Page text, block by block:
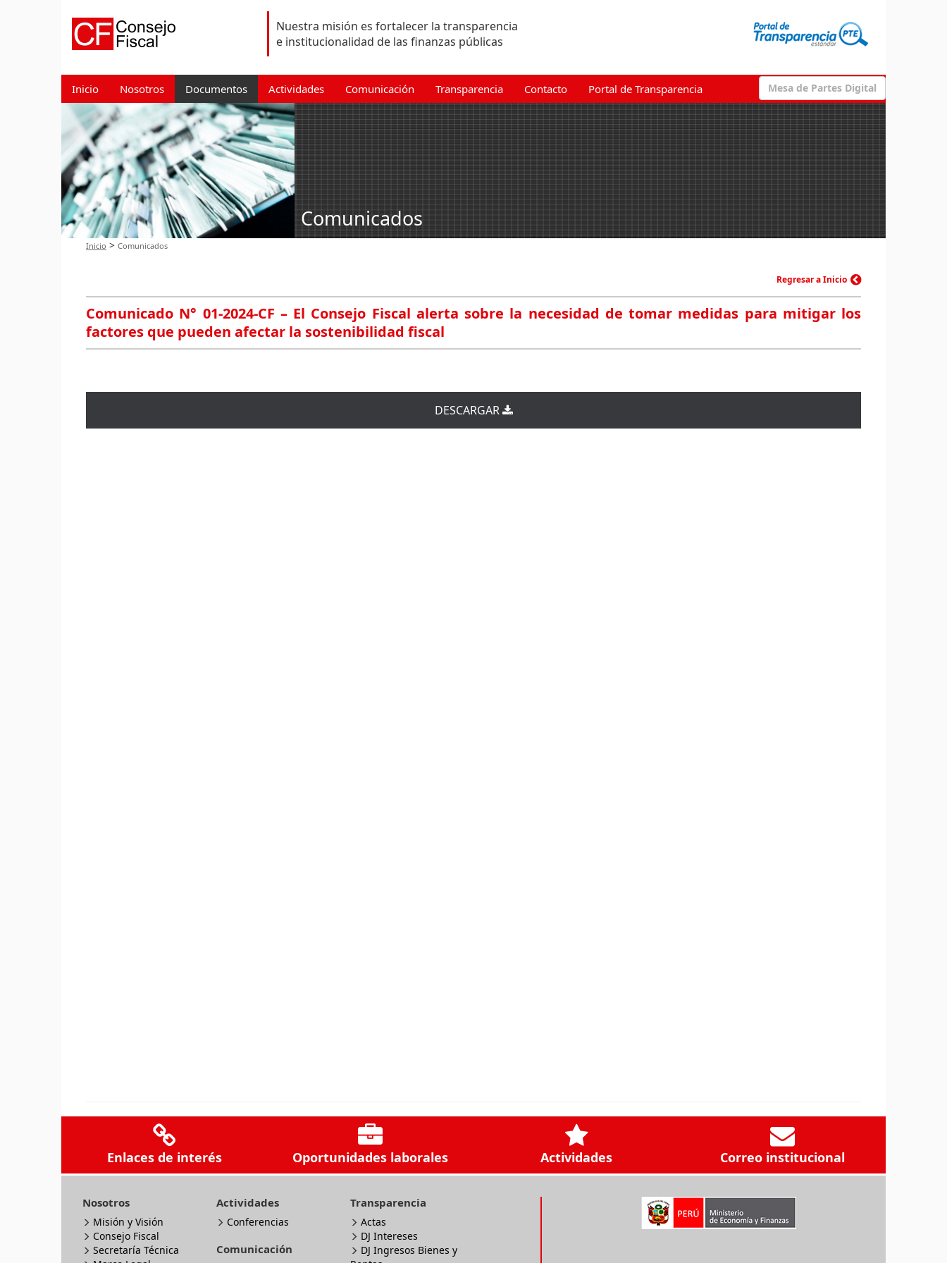
Nuestra misión es fortalecer la transparencia
e institucionalidad de las finanzas públicas
Mesa de Partes Digital
Inicio Nosotros Documentos Actividades Comunicación Transparencia Contacto Portal de Transparencia
Comunicados
Inicio > Comunicados
Regresar a Inicio
Comunicado N° 01-2024-CF – El Consejo Fiscal alerta sobre la necesidad de tomar medidas para mitigar los
factores que pueden afectar la sostenibilidad fiscal
DESCARGAR
Enlaces de interés Oportunidades laborales Actividades Correo institucional
Nosotros
Misión y Visión
Consejo Fiscal
Secretaría Técnica
Actividades
Conferencias
Comunicación
Transparencia
Actas
DJ Intereses
DJ Ingresos Bienes y